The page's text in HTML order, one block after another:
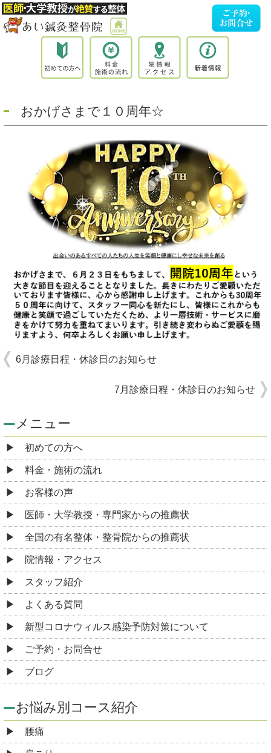
おかげさまで１０周年☆
6月診療日程・休診日のお知らせ
7月診療日程・休診日のお知らせ
メニュー
初めての方へ
料金・施術の流れ
お客様の声
医師・大学教授・専門家からの推薦状
全国の有名整体・整骨院からの推薦状
院情報・アクセス
スタッフ紹介
よくある質問
新型コロナウィルス感染予防対策について
ご予約・お問合せ
ブログ
お悩み別コース紹介
腰痛